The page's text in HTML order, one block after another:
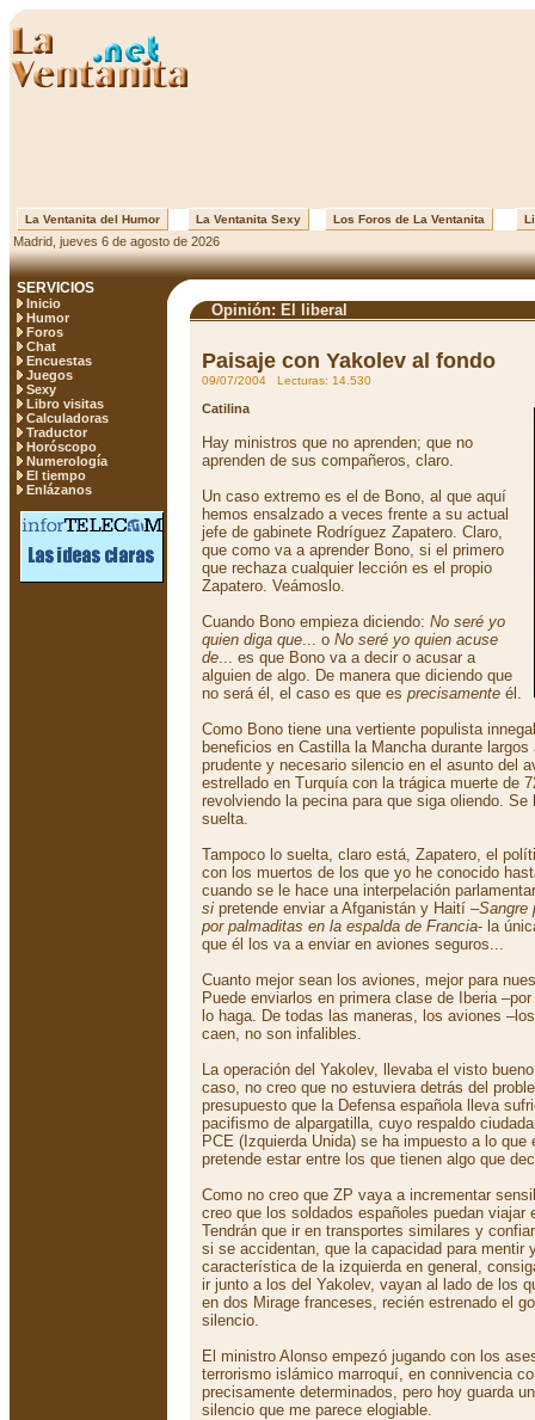
La Ventanita del Humor La Ventanita Sexy Los Foros de La Ventanita
Madrid, jueves 6 de agosto de 2026
SERVICIOS
Inicio
Humor
Foros
Chat
Encuestas
Juegos
Sexy
Libro visitas
Calculadoras
Traductor
Horóscopo
Numerología
El tiempo
Enlázanos
Opinión: El liberal
Paisaje con Yakolev al fondo
09/07/2004 Lecturas: 14.530
Catilina
Hay ministros que no aprenden; que no
aprenden de sus compañeros, claro.
Un caso extremo es el de Bono, al que aquí
hemos ensalzado a veces frente a su actual
jefe de gabinete Rodríguez Zapatero. Claro,
que como va a aprender Bono, si el primero
que rechaza cualquier lección es el propio
Zapatero. Veámoslo.
Cuando Bono empieza diciendo: No seré yo
quien diga que... o No seré yo quien acuse
de... es que Bono va a decir o acusar a
alguien de algo. De manera que diciendo que
no será él, el caso es que es precisamente él.
Como Bono tiene una vertiente populista
beneficios en Castilla la Mancha durante
prudente y necesario silencio en el asunto del
estrellado en Turquía con la trágica muerte de
revolviendo la pecina para que siga oliendo.
suelta.
Tampoco lo suelta, claro está, Zapatero, el
con los muertos de los que yo he conocido
cuando se le hace una interpelación
si pretende enviar a Afganistán y Haití –Sangre
por palmaditas en la espalda de Francia- la
que él los va a enviar en aviones seguros...
Cuanto mejor sean los aviones, mejor para
Puede enviarlos en primera clase de Iberia
lo haga. De todas las maneras, los aviones
caen, no son infalibles.
La operación del Yakolev, llevaba el visto
caso, no creo que no estuviera detrás del
presupuesto que la Defensa española lleva
pacifismo de alpargatilla, cuyo respaldo
PCE (Izquierda Unida) se ha impuesto a lo
pretende estar entre los que tienen algo que
Como no creo que ZP vaya a incrementar
creo que los soldados españoles puedan viajar
Tendrán que ir en transportes similares y
si se accidentan, que la capacidad para mentir
característica de la izquierda en general,
ir junto a los del Yakolev, vayan al lado de los
en dos Mirage franceses, recién estrenado el
silencio.
El ministro Alonso empezó jugando con los
terrorismo islámico marroquí, en connivencia
precisamente determinados, pero hoy guarda
silencio que me parece elogiable.